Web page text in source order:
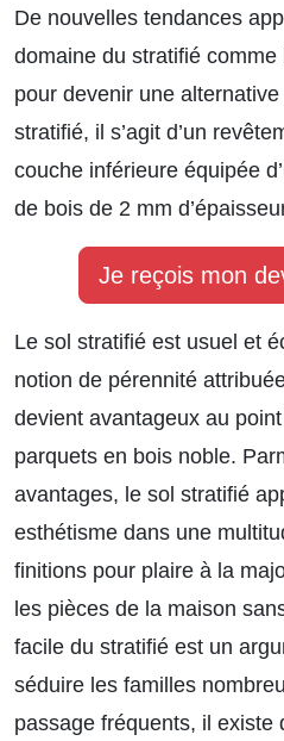
De nouvelles tendances
domaine du stratifié
pour devenir une
stratifié, il s’agit d’un
couche inférieure équipée
de bois de 2 mm
Je reçois mon
Le sol stratifié est usuel et
notion de pérennité
devient avantageux au
parquets en bois noble.
avantages, le sol stratifié
esthétisme dans une
finitions pour plaire à la
les pièces de la maison
facile du stratifié est un
séduire les familles
passage fréquents, il existe